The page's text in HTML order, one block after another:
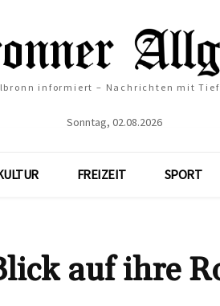
informiert – Nachrichten mit
Sonntag, 02.08.2026
FREIZEIT SPORT
auf ihre